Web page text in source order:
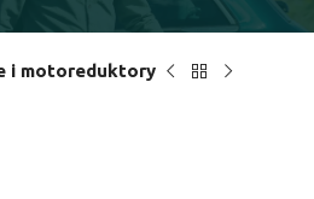
i motoreduktory